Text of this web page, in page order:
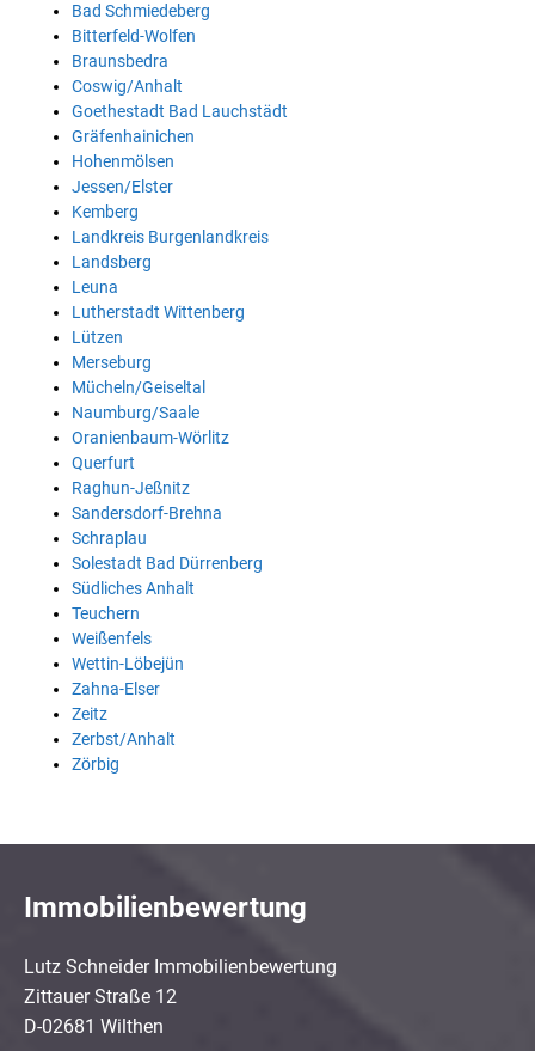
Bad Schmiedeberg
Bitterfeld-Wolfen
Braunsbedra
Coswig/Anhalt
Goethestadt Bad Lauchstädt
Gräfenhainichen
Hohenmölsen
Jessen/Elster
Kemberg
Landkreis Burgenlandkreis
Landsberg
Leuna
Lutherstadt Wittenberg
Lützen
Merseburg
Mücheln/Geiseltal
Naumburg/Saale
Oranienbaum-Wörlitz
Querfurt
Raghun-Jeßnitz
Sandersdorf-Brehna
Schraplau
Solestadt Bad Dürrenberg
Südliches Anhalt
Teuchern
Weißenfels
Wettin-Löbejün
Zahna-Elser
Zeitz
Zerbst/Anhalt
Zörbig
Immobilienbewertung
Lutz Schneider Immobilienbewertung
Zittauer Straße 12
D-02681 Wilthen